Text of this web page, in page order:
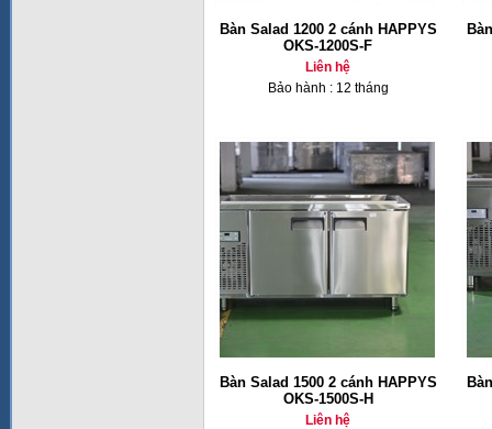
Bàn Salad 1200 2 cánh HAPPYS
OKS-1200S-F
Liên hệ
Bảo hành : 12 tháng
Bàn Salad 1500 2 cánh HAPPYS
OKS-1500S-H
Liên hệ